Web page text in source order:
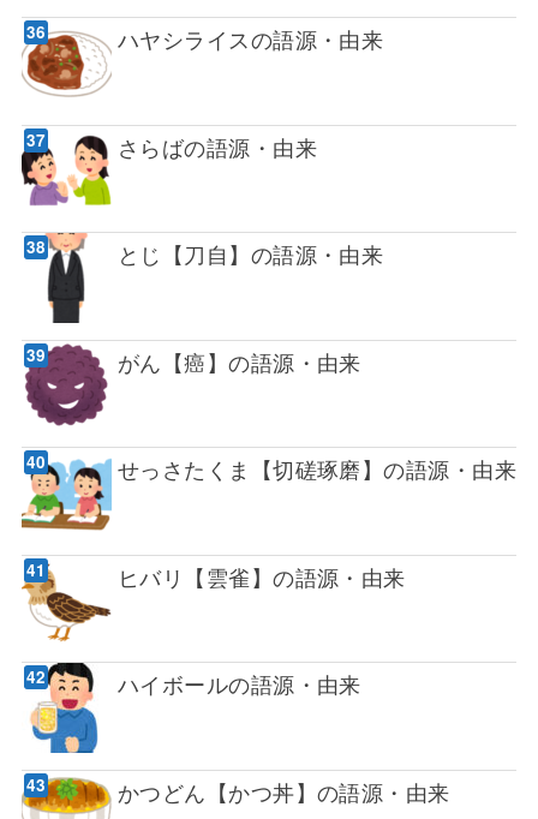
ハヤシライスの語源・由来
さらばの語源・由来
とじ【刀自】の語源・由来
がん【癌】の語源・由来
せっさたくま【切磋琢磨】の語源・由来
ヒバリ【雲雀】の語源・由来
ハイボールの語源・由来
かつどん【かつ丼】の語源・由来